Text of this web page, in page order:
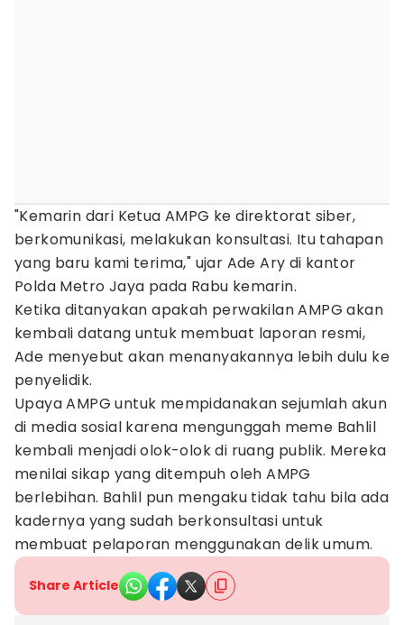
"Kemarin dari Ketua AMPG ke direktorat siber,
berkomunikasi, melakukan konsultasi. Itu tahapan
yang baru kami terima," ujar Ade Ary di kantor
Polda Metro Jaya pada Rabu kemarin.
Ketika ditanyakan apakah perwakilan AMPG akan
kembali datang untuk membuat laporan resmi,
Ade menyebut akan menanyakannya lebih dulu ke
penyelidik.
Upaya AMPG untuk mempidanakan sejumlah akun
di media sosial karena mengunggah meme Bahlil
kembali menjadi olok-olok di ruang publik. Mereka
menilai sikap yang ditempuh oleh AMPG
berlebihan. Bahlil pun mengaku tidak tahu bila ada
kadernya yang sudah berkonsultasi untuk
membuat pelaporan menggunakan delik umum.
Share Article